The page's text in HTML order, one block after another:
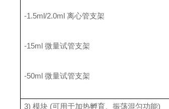
-1.5ml/2.0ml 离心管支架
-15ml 微量试管支架
-50ml 微量试管支架
3) 模块 (可用于加热孵育、振荡混匀功能)